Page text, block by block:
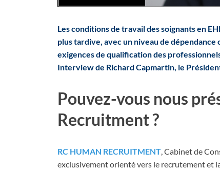
Les conditions de travail des soignants en
plus tardive, avec un niveau de
exigences de qualification des
Interview de Richard Capmartin, le
Pouvez-vous nous
Recruitment ?
RC HUMAN RECRUITMENT, Cabinet de
exclusivement orienté vers le recrutement et